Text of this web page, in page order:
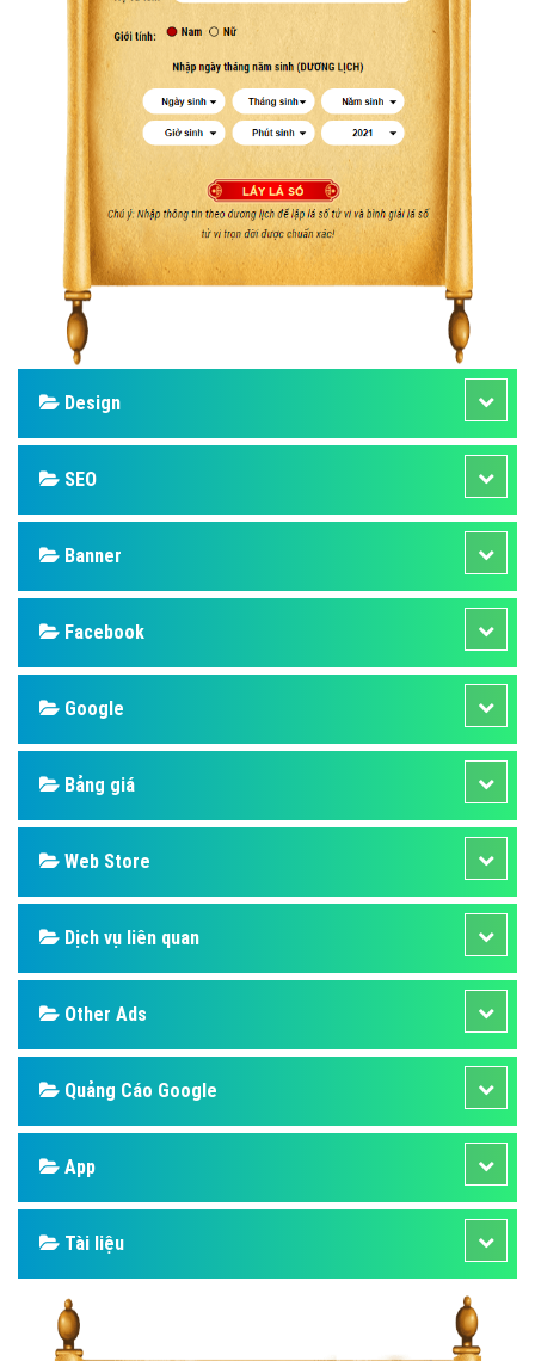
Design
SEO
Banner
Facebook
Google
Bảng giá
Web Store
Dịch vụ liên quan
Other Ads
Quảng Cáo Google
App
Tài liệu